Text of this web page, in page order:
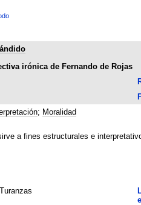
irónica de Fernando de Rojas
; Moralidad
a fines estructurales e